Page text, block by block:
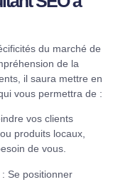
du marché de
de la
il saura mettre en
vous permettra de :
vos clients
produits locaux,
de vous.
: Se positionner